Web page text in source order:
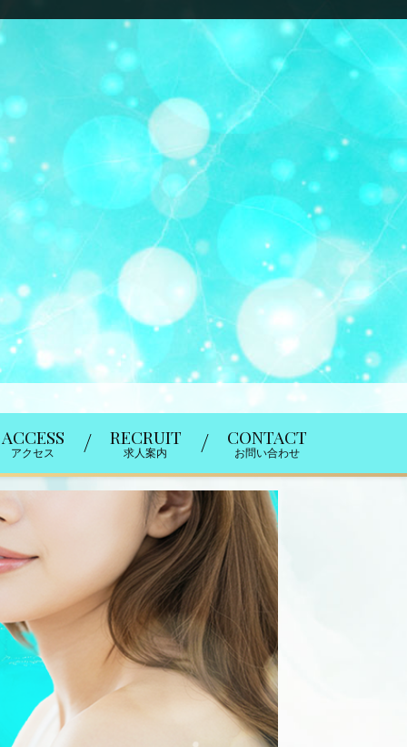
ACCESS
アクセス
RECRUIT
求人案内
CONTACT
お問い合わせ